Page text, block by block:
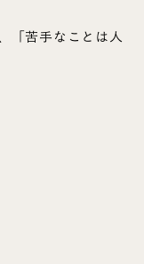
「苦手なことは人